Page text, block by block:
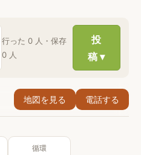
行った0 人・保存
0 人
投
稿 ▾
地図を見る 電話する
循環